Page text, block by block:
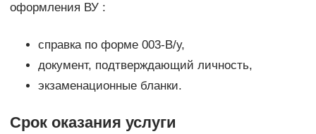
оформления ВУ :
справка по форме 003-В/у,
документ, подтверждающий личность,
экзаменационные бланки.
Срок оказания услуги